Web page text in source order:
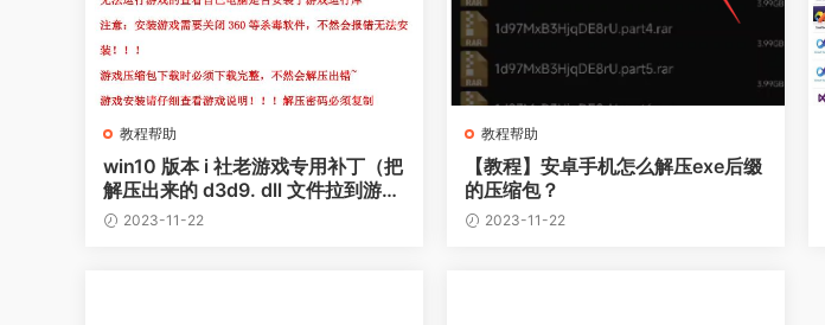
教程帮助
win10 版本 i 社老游戏专用补丁（把
解压出来的 d3d9. dll 文件拉到游戏
目录）
2023-11-22
教程帮助
【教程】安卓手机怎么解压exe后缀
的压缩包？
2023-11-22